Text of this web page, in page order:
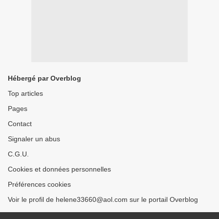
Hébergé par Overblog
Top articles
Pages
Contact
Signaler un abus
C.G.U.
Cookies et données personnelles
Préférences cookies
Voir le profil de helene33660@aol.com sur le portail Overblog